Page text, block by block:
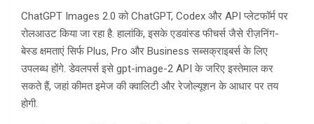
ChatGPT Images 2.0 को ChatGPT, Codex और API प्लेटफॉर्म पर
रोलआउट किया जा रहा है. हालांकि, इसके एडवांस्ड फीचर्स जैसे रीज़निंग-
बेस्ड क्षमताएं सिर्फ Plus, Pro और Business सब्सक्राइबर्स के लिए
उपलब्ध होंगे. डेवलपर्स इसे gpt-image-2 API के जरिए इस्तेमाल कर
सकते हैं, जहां कीमत इमेज की क्वालिटी और रेजोल्यूशन के आधार पर तय
होगी.